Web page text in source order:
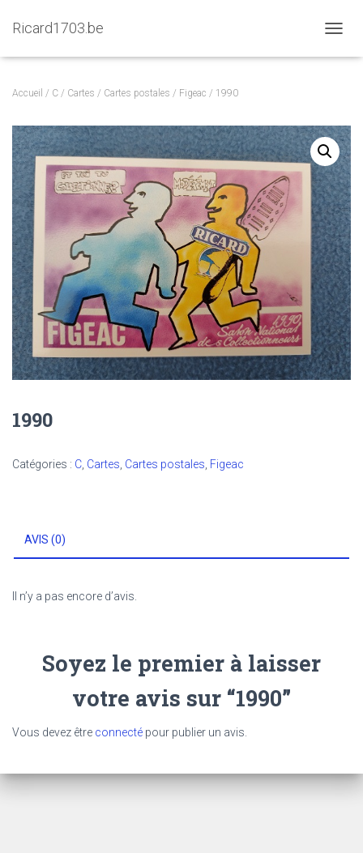
Ricard1703.be
É
R
L
A
N
A
V
I
G
A
T
I
O
N
Accueil / C / Cartes / Cartes postales / Figeac / 1990
1990
Catégories : C Cartes Cartes postales Figeac
AVIS (0)
Il n’y a pas encore d’avis.
Soyez le premier à laisser
votre avis sur “1990”
Vous devez être connecté pour publier un avis.